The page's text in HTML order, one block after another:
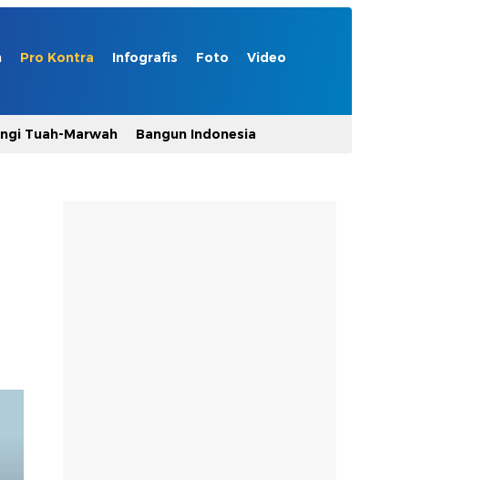
Pro Kontra Infografis Foto Video
Tuah-Marwah Bangun Indonesia